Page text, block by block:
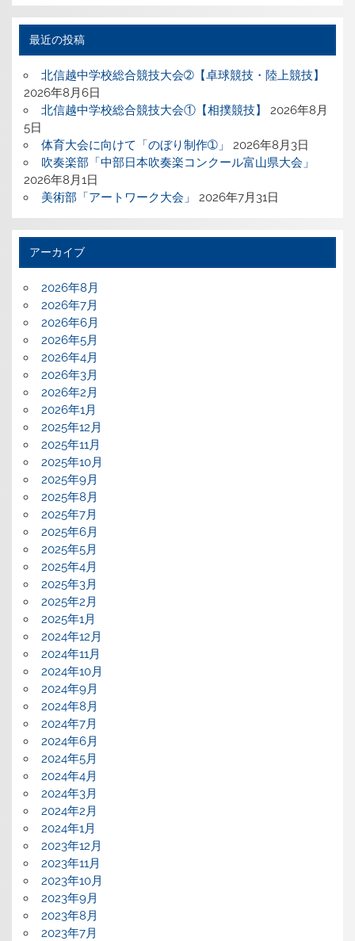
最近の投稿
北信越中学校総合競技大会➁【卓球競技・陸上競技】
2026年8月6日
北信越中学校総合競技大会①【相撲競技】
2026年8月
5日
体育大会に向けて「のぼり制作➀」
2026年8月3日
吹奏楽部「中部日本吹奏楽コンクール富山県大会」
2026年8月1日
美術部「アートワーク大会」
2026年7月31日
アーカイブ
2026年8月
2026年7月
2026年6月
2026年5月
2026年4月
2026年3月
2026年2月
2026年1月
2025年12月
2025年11月
2025年10月
2025年9月
2025年8月
2025年7月
2025年6月
2025年5月
2025年4月
2025年3月
2025年2月
2025年1月
2024年12月
2024年11月
2024年10月
2024年9月
2024年8月
2024年7月
2024年6月
2024年5月
2024年4月
2024年3月
2024年2月
2024年1月
2023年12月
2023年11月
2023年10月
2023年9月
2023年8月
2023年7月